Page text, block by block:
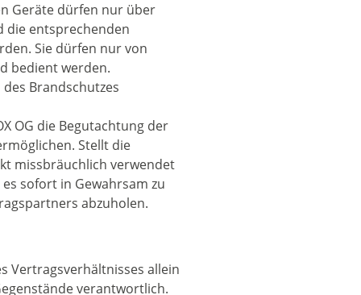
Geräte dürfen nur über
die entsprechenden
Sie dürfen nur von
bedient werden.
Brandschutzes
OG die Begutachtung der
Stellt die
missbräuchlich verwendet
sofort in Gewahrsam zu
abzuholen.
Vertragsverhältnisses allein
verantwortlich.